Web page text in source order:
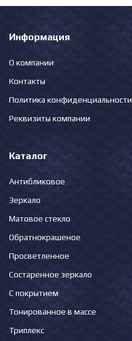
Информация
О компании
Контакты
Политика конфиденциальности
Реквизиты компании
Каталог
Антибликовое
Зеркало
Матовое стекло
Обратнокрашеное
Просветленное
Состаренное зеркало
С покрытием
Тонированное в массе
Триплекс